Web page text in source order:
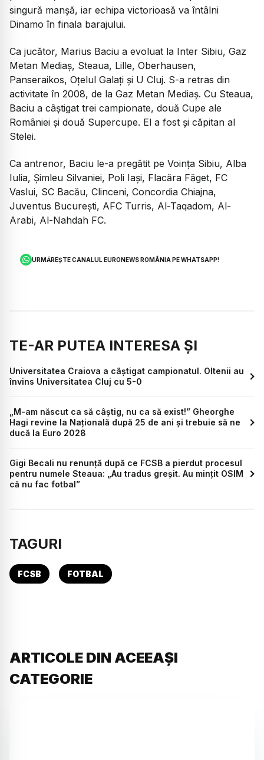
singură manșă, iar echipa victorioasă va întâlni
Dinamo în finala barajului.
Ca jucător, Marius Baciu a evoluat la Inter Sibiu, Gaz
Metan Mediaș, Steaua, Lille, Oberhausen,
Panseraikos, Oțelul Galați și U Cluj. S-a retras din
activitate în 2008, de la Gaz Metan Mediaș. Cu Steaua,
Baciu a câștigat trei campionate, două Cupe ale
României și două Supercupe. El a fost și căpitan al
Stelei.
Ca antrenor, Baciu le-a pregătit pe Voința Sibiu, Alba
Iulia, Șimleu Silvaniei, Poli Iași, Flacăra Făget, FC
Vaslui, SC Bacău, Clinceni, Concordia Chiajna,
Juventus București, AFC Turris, Al-Taqadom, Al-
Arabi, Al-Nahdah FC.
URMĂREȘTE CANALUL EURONEWS ROMÂNIA PE WHATSAPP!
TE-AR PUTEA INTERESA ȘI
Universitatea Craiova a câștigat campionatul. Oltenii au
învins Universitatea Cluj cu 5-0
„M-am născut ca să câștig, nu ca să exist!” Gheorghe
Hagi revine la Națională după 25 de ani și trebuie să ne
ducă la Euro 2028
Gigi Becali nu renunță după ce FCSB a pierdut procesul
pentru numele Steaua: „Au tradus greșit. Au mințit OSIM
că nu fac fotbal”
TAGURI
FCSB FOTBAL
ARTICOLE DIN ACEEAȘI
CATEGORIE